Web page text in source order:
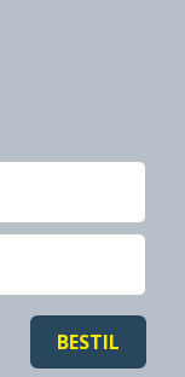
BESTIL